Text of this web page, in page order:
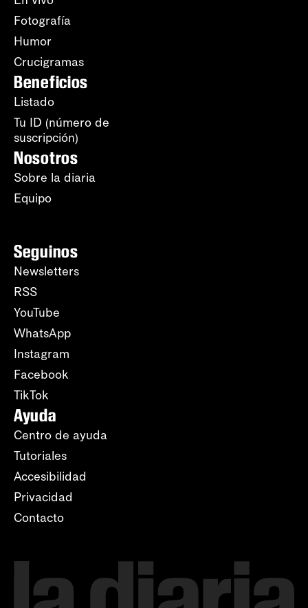
Fotografía
Humor
Crucigramas
Beneficios
Listado
Tu ID (número de
suscripción)
Nosotros
Sobre la diaria
Equipo
Seguinos
Newsletters
RSS
YouTube
WhatsApp
Instagram
Facebook
TikTok
Ayuda
Centro de ayuda
Tutoriales
Accesibilidad
Privacidad
Contacto